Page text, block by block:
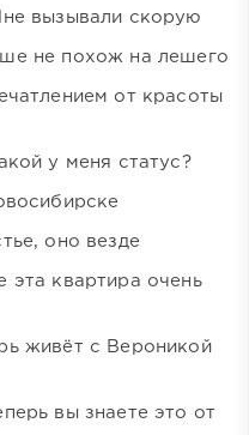
вызывали скорую
не похож на лешего
от красоты
у меня статус?
оно везде
эта квартира очень
живёт с Вероникой
вы знаете это от